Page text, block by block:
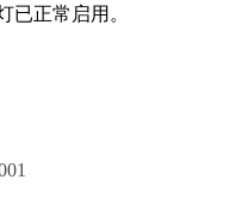
正常启用。